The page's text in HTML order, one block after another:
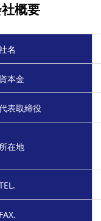
概要
名
本金
表取締役
在地